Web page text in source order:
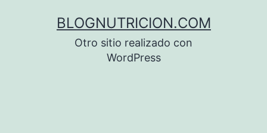
BLOGNUTRICION.COM
Otro sitio realizado con
WordPress